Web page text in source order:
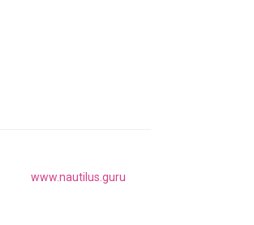
www.nautilus.guru